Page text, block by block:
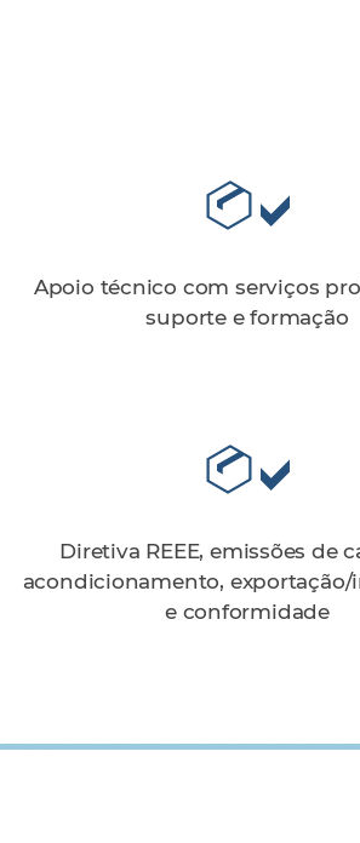
Apoio técnico com serviços
suporte e formação
Diretiva REEE, emissões de
acondicionamento,
e conformidade